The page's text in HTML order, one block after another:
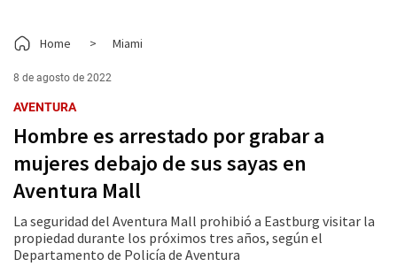
Home > Miami
8 de agosto de 2022
AVENTURA
Hombre es arrestado por grabar a
mujeres debajo de sus sayas en
Aventura Mall
La seguridad del Aventura Mall prohibió a Eastburg visitar la
propiedad durante los próximos tres años, según el
Departamento de Policía de Aventura